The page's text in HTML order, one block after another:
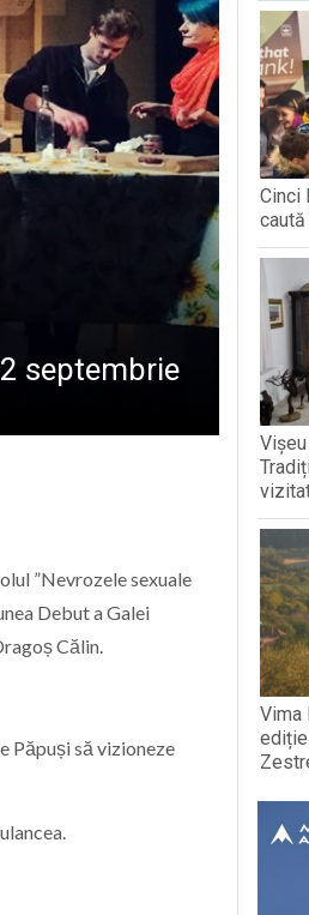
Internațional de Folclor
muzica într-o formă de
CREDINȚA”
septembrie
”Nevrozele sexuale
Debut a Galei
Călin.
Păpuși să vizioneze
Cinci
Vima
ediție